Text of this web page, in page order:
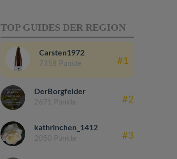
TOP GUIDES DER REGION
Carsten1972
7358 Punkte #1
DerBorgfelder
2671 Punkte #2
kathrinchen_1412
2050 Punkte #3